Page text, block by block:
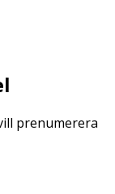
prenumerera